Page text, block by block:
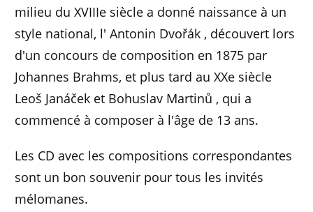
milieu du XVIIIe siècle a donné naissance à un
style national, l' Antonin Dvořák , découvert lors
d'un concours de composition en 1875 par
Johannes Brahms, et plus tard au XXe siècle
Leoš Janáček et Bohuslav Martinů , qui a
commencé à composer à l'âge de 13 ans.
Les CD avec les compositions correspondantes
sont un bon souvenir pour tous les invités
mélomanes.